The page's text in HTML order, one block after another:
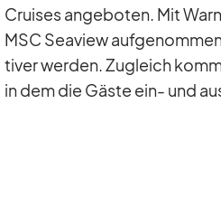
Crui­ses an­ge­bo­ten. Mit
MSC Sea­view
ti­ver wer­den. Zu­gleich
in dem die Gäste ein- und